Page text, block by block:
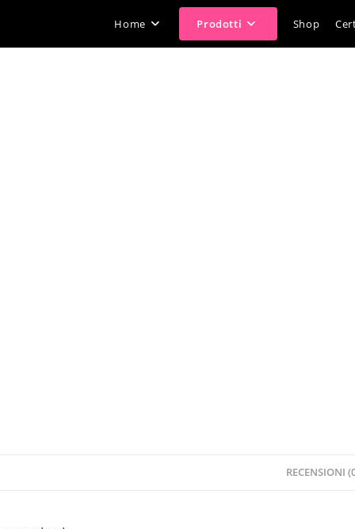
Home Prodotti Shop
RECENSIONI